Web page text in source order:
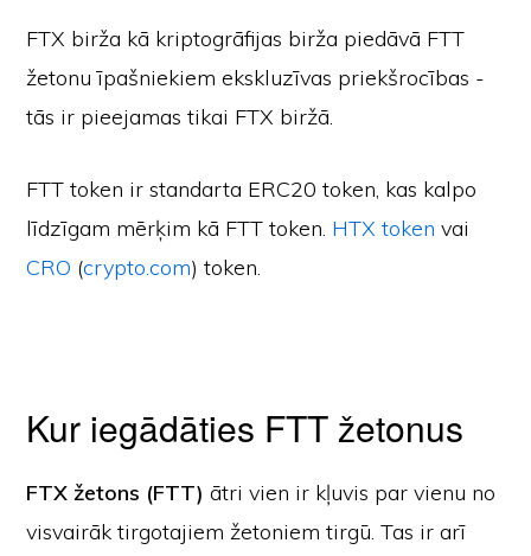
FTX birža kā kriptogrāfijas birža piedāvā FTT
žetonu īpašniekiem ekskluzīvas priekšrocības -
tās ir pieejamas tikai FTX biržā.
FTT token ir standarta ERC20 token, kas kalpo
līdzīgam mērķim kā FTT token. HTX token vai
CRO (crypto.com) token.
Kur iegādāties FTT žetonus
FTX žetons (FTT)ātri vien ir kļuvis par vienu no
visvairāk tirgotajiem žetoniem tirgū. Tas ir arī